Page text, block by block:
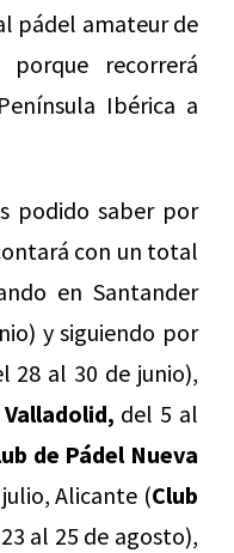
pádel amateur de
recorrerá
Ibérica a
podido saber por
con un total
en Santander
y siguiendo por
28 al 30 de junio),
del 5 al
de Pádel Nueva
Alicante (Club
al 25 de agosto),